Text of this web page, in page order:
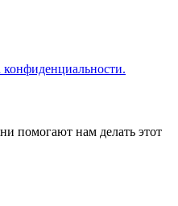
помогают нам делать этот